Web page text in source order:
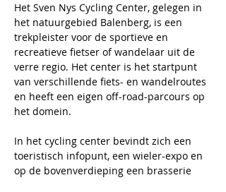
Het Sven Nys Cycling Center, gelegen in
het natuurgebied Balenberg, is een
trekpleister voor de sportieve en
recreatieve fietser of wandelaar uit de
verre regio. Het center is het startpunt
van verschillende fiets- en wandelroutes
en heeft een eigen off-road-parcours op
het domein.
In het cycling center bevindt zich een
toeristisch infopunt, een wieler-expo en
op de bovenverdieping een brasserie